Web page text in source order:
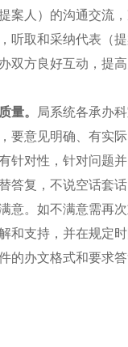
案人）的沟通交流
听取和采纳代表（
双方良好互动，提
质量。
局系统各承办
要意见明确、有实
针对性，针对问题并
答复，不说空话套
意。如不满意需再
和支持，并在规定
的办文格式和要求